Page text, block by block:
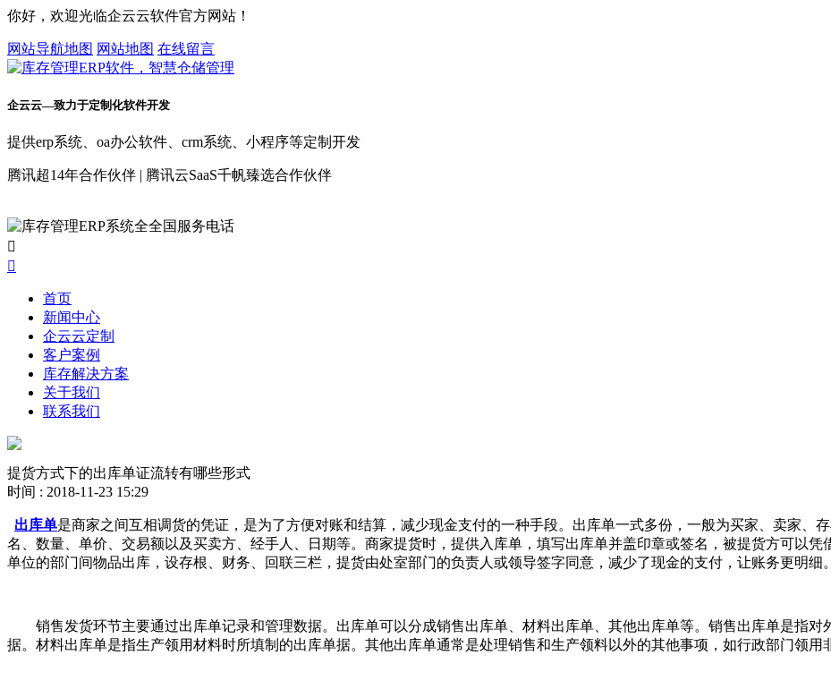
你好，欢迎光临企云云软件官方网站！
网站导航地图 网站地图 在线留言
企云云—致力于定制化软件开发
提供erp系统、oa办公软件、crm系统、小程序等定制开发
腾讯超14年合作伙伴 | 腾讯云SaaS千帆臻选合作伙伴


首页
新闻中心
企云云定制
客户案例
库存解决方案
关于我们
联系我们
提货方式下的出库单证流转有哪些形式
时间 : 2018-11-23 15:29
出库单是商家之间互相调货的凭证，是为了方便对账和结算，减少现金支付的一种手段。出库单一式多份，一般为买家、卖家、
名、数量、单价、交易额以及买卖方、经手人、日期等。商家提货时，提供入库单，填写出库单并盖印章或签名，被提货方可以
单位的部门间物品出库，设存根、财务、回联三栏，提货由处室部门的负责人或领导签字同意，减少了现金的支付，让账务更明细。
销售发货环节主要通过出库单记录和管理数据。出库单可以分成销售出库单、材料出库单、其他出库单等。销售出库单是指对
据。材料出库单是指生产领用材料时所填制的出库单据。其他出库单通常是处理销售和生产领料以外的其他事项，如行政部门领用